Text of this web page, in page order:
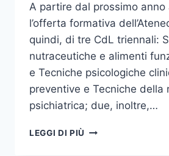
A partire dal prossimo anno
l’offerta formativa
quindi, di tre CdL triennali:
nutraceutiche e alimenti
e Tecniche psicologiche
preventive e Tecniche della
psichiatrica; due, inoltre,…
LEGGI DI PIÙ SENATO